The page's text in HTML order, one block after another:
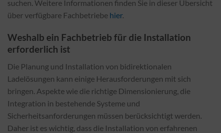
suchen. Weitere Informationen finden Sie in dieser Übersicht
über verfügbare Fachbetriebe hier.
Weshalb ein Fachbetrieb für die Installation
erforderlich ist
Die Planung und Installation von bidirektionalen
Ladelösungen kann einige Herausforderungen mit sich
bringen. Aspekte wie die richtige Dimensionierung, die
Integration in bestehende Systeme und
Sicherheitsanforderungen müssen berücksichtigt werden.
Daher ist es wichtig, dass die Installation von erfahrenen